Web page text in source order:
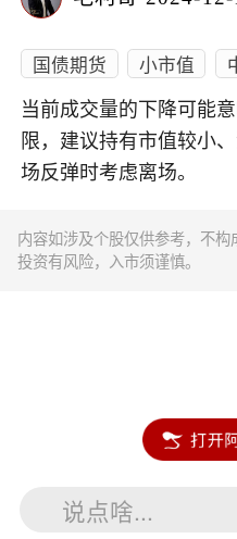
国债期货 小市值
当前成交量的下降可能
限，建议持有市值较小
场反弹时考虑离场。
内容如涉及个股仅供参考，不构
投资有风险，入市须谨慎。
说点啥...